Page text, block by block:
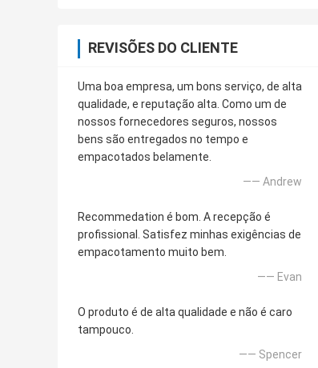
REVISÕES DO CLIENTE
Uma boa empresa, um bons serviço, de alta
qualidade, e reputação alta. Como um de
nossos fornecedores seguros, nossos
bens são entregados no tempo e
empacotados belamente.
—— Andrew
Recommedation é bom. A recepção é
profissional. Satisfez minhas exigências de
empacotamento muito bem.
—— Evan
O produto é de alta qualidade e não é caro
tampouco.
—— Spencer